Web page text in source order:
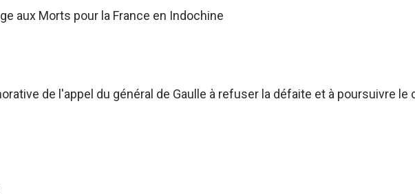
aux Morts pour la France en Indochine
de l'appel du général de Gaulle à refuser la défaite et à poursuivre